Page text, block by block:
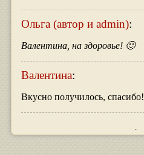
Ольга (автор и admin):
Валентина, на здоровье! 🙂
Валентина:
Вкусно получилось, спасибо!